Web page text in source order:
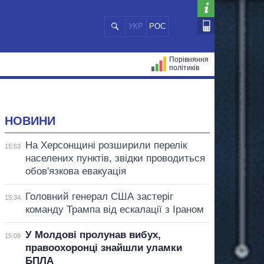
УКР РОС
Порівняння
політиків
НОВИНИ
15:53
На Херсонщині розширили перелік
населених пунктів, звідки проводиться
обов'язкова евакуація
15:34
Головний генерал США застеріг
команду Трампа від ескалації з Іраном
15:09
У Молдові пролунав вибух,
правоохоронці знайшли уламки
БПЛА